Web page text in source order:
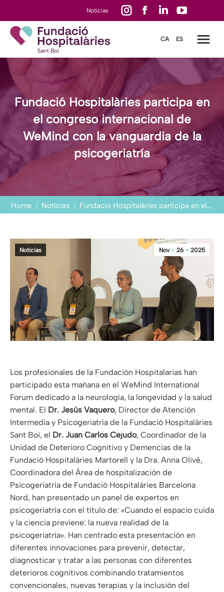
Noticias
Instagram
in
new
window
Facebook
opens
in
window
Linkedin
opens
in
new
opens
in
new
CA ES
Fundació Hospitalàries participa en
el congreso internacional de
WeMind con la vanguardia de la
psicogeriatría
You are here:
Home Noticias Fundació Hospitalàries participa en el…
Nov 26 2025
Noticias
Los profesionales de la Fundación Hospitalarias han
participado esta mañana en el WeMind International
Forum dedicado a la neurología, la longevidad y la salud
mental. El Dr. Jesús Vaquero, Director de Atención
Intermedia y Psicogeriatría de la Fundació Hospitalàries
Sant Boi, el Dr. Juan Carlos Cejudo, Coordinador de la
Unidad de Deterioro Cognitivo y Demencias de la
Fundació Hospitalàries Martorell y la Dra. Anna Olivé,
Coordinadora del Área de hospitalización de
Psicogeriatría de Fundació Hospitalàries Barcelona
Nord, han presentado un panel de expertos en
psicogeriatría con el título de: «Cuando el espacio cuida
y la ciencia previene: la nueva realidad de la
psicogeriatría». Han centrado esta presentación en
diferentes innovaciones para prevenir, detectar,
diagnosticar y tratar a las personas con diferentes
deterioros cognitivos combinando tratamientos
convencionales, nuevas terapias y la inclusión del